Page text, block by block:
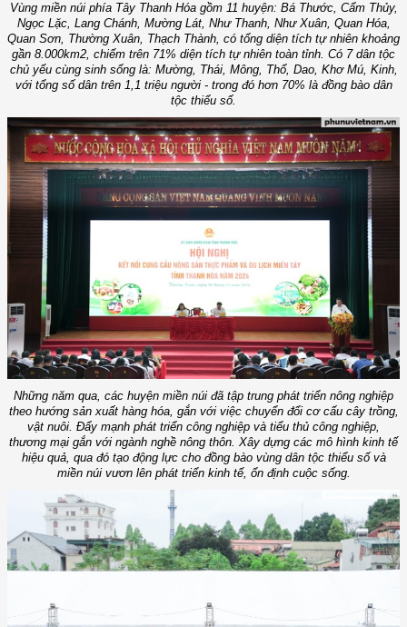
Vùng miền núi phía Tây Thanh Hóa gồm 11 huyện: Bá Thước, Cẩm Thủy,
Ngọc Lặc, Lang Chánh, Mường Lát, Như Thanh, Như Xuân, Quan Hóa,
Quan Sơn, Thường Xuân, Thạch Thành, có tổng diện tích tự nhiên khoảng
gần 8.000km2, chiếm trên 71% diện tích tự nhiên toàn tỉnh. Có 7 dân tộc
chủ yếu cùng sinh sống là: Mường, Thái, Mông, Thổ, Dao, Khơ Mú, Kinh,
với tổng số dân trên 1,1 triệu người - trong đó hơn 70% là đồng bào dân
tộc thiểu số.
Những năm qua, các huyện miền núi đã tập trung phát triển nông nghiệp
theo hướng sản xuất hàng hóa, gắn với việc chuyển đổi cơ cấu cây trồng,
vật nuôi. Đẩy mạnh phát triển công nghiệp và tiểu thủ công nghiệp,
thương mại gắn với ngành nghề nông thôn. Xây dựng các mô hình kinh tế
hiệu quả, qua đó tạo động lực cho đồng bào vùng dân tộc thiểu số và
miền núi vươn lên phát triển kinh tế, ổn định cuộc sống.